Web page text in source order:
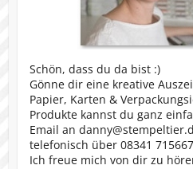
Schön, dass du da bist :)
Gönne dir eine kreative
Papier, Karten &
Produkte kannst du ganz
Email an
telefonisch über 08341
Ich freue mich von dir zu